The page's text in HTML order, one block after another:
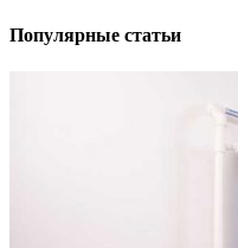
Популярные статьи